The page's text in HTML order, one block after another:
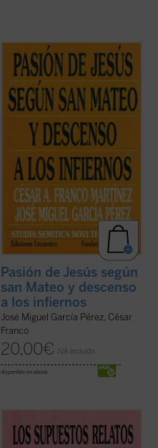
Este nuevo volumen deStudia Semitica
Novi Testamenti se centra en textos de la
Pasión de Jesús en Mateo que han
suscitado mucho debate. Excepto el que se
refiere a Barrabás, pertenecen al material
propio de Mateo, que ha sido estudiado ...
(ver ficha)
Pasión de Jesús según
san Mateo y descenso
a los infiernos
José Miguel García Pérez, César
Franco
20,00€ IVA incluido
disponible en ebook:
libro, sus autores hacen un estudio
filológico meticuloso de un relato